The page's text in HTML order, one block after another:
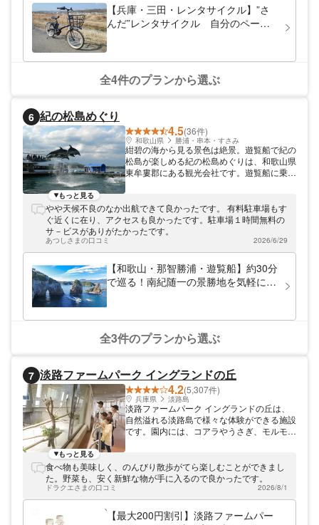
【兵庫・三田・レンタサイクル】”さ
んだ”レンタサイクル 自分のペース
全4件のプランから選ぶ
6 紀の松島めぐり
4.5(36件)
和歌山県 勝浦・串本・すさみ
紺碧の海から見る景色は絶景。遊覧船で紀の
松島が楽しめる紀の松島めぐりは、和歌山県
東牟婁郡にある観光会社です。遊覧船に乗っ
自然が創造した和歌山随一の海岸美を楽しめ
ます。土日祝日限定で、イルカに会えるドル
フィンコースも運航中。JR紀勢本線「紀伊
勝浦駅」から観光桟橋までは徒歩10分と好
アクセスです。
もっと見る
やや天候不良のなか出航できて良かったです。 有料駐車場もす
ぐ近くに在り、アクセスも良かったです。駐車場１時間無料の
サ－ビスがありがたかったです。
あつしさまの口コミ 2026/6/29
【和歌山・那智勝浦・遊覧船】約30分
で巡る！南紀随一の景勝地を気軽に楽
全3件のプランから選ぶ
7 淡路ファームパーク イングランドの丘
4.2(5,307件)
兵庫県 淡路島
淡路ファームパーク イングランドの丘は、
自然溢れる淡路島で様々な体験ができる施設
です。園内には、コアラやうさぎ、モルモッ
クリーム作り、ジェルキャンドルづくりなど
モノ作り体験ができる体験教室、いちごやト
マト、玉ねぎ、さつまいも、夏野菜などを収
穫できる収穫体験エリアなどがあります。ま
た、ゴーカートやエアージャンパー、ストラ
ックアウトなどができる遊び施設、四季のお
もっと見る
食べ物も美味しく、のんびり散歩がてら楽しむことができまし
た。野菜も、安く新鮮な物が手に入るので良かったです。
ドラクエさまの口コミ 2026/8/1
【最大200円割引】淡路ファームパー